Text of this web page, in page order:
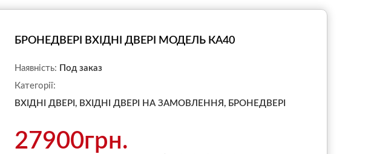
БРОНЕДВЕРІ ВХІДНІ ДВЕРІ МОДЕЛЬ КА40
Наявність: Под заказ
Категорії:
ВХІДНІ ДВЕРІ, ВХІДНІ ДВЕРІ НА ЗАМОВЛЕННЯ, БРОНЕДВЕРІ
27900грн.